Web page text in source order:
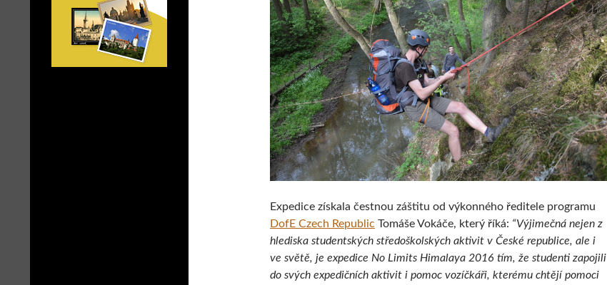
Expedice získala čestnou záštitu od výkonného ředitele programu
DofE Czech Republic Tomáše Vokáče, který říká: “Výjimečná nejen z
hlediska studentských středoškolských aktivit v České republice, ale i
ve světě, je expedice No Limits Himalaya 2016 tím, že studenti zapojili
do svých expedičních aktivit i pomoc vozíčkáři, kterému chtějí pomoci